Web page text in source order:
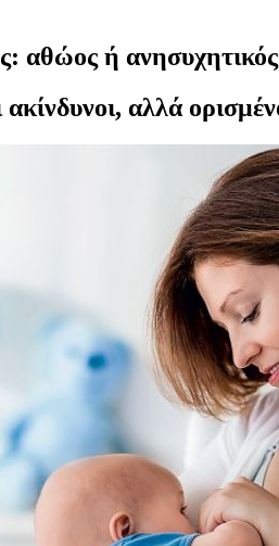
αθώος ή
ακίνδυνοι, αλλά